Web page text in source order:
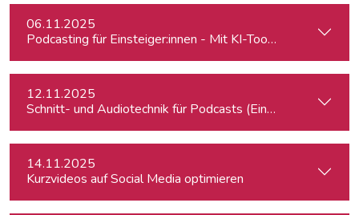
06.11.2025
Podcasting für Einsteiger:innen - Mit KI-Tools zum Erfolg
12.11.2025
Schnitt- und Audiotechnik für Podcasts (Einsteiger:innen)
14.11.2025
Kurzvideos auf Social Media optimieren